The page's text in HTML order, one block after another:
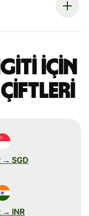
için
çiftleri
→ SGD
→ INR